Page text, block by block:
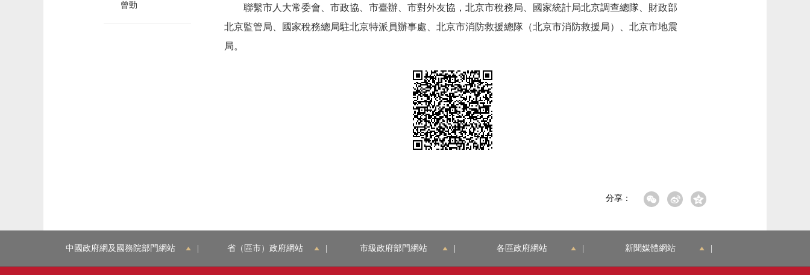
曾勁
聯繫市人大常委會、市政協、市臺辦、市對外友協，北京市稅務局、國家統計局北京調查總隊、財政部
北京監管局、國家稅務總局駐北京特派員辦事處、北京市消防救援總隊（北京市消防救援局）、北京市地震
局。
分享：
中國政府網及國務院部門網站 省（區市）政府網站 市級政府部門網站 各區政府網站 新聞媒體網站